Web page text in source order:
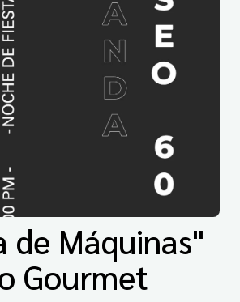
de Máquinas"
Gourmet